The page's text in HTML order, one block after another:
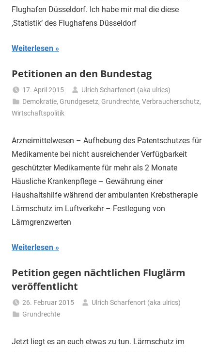
Flughafen Düsseldorf. Ich habe mir mal die diese
‚Statistik‘ des Flughafens Düsseldorf
Weiterlesen
Petitionen an den Bundestag
17. April 2015
Ulrich Scharfenort (aka ulrics)
Demokratie, Grundgesetz, Grundrechte,Verbraucherschutz,
Wirtschaftspolitik
Arzneimittelwesen – Aufhebung des Patentschutzes für
Medikamente bei nicht ausreichender Verfügbarkeit
geschützter Medikamente für mehr als 2 Monate
Häusliche Krankenpflege – Gewährung einer
Haushaltshilfe während der ambulanten Krebstherapie
Lärmschutz im Luftverkehr – Festlegung von
Lärmgrenzwerten
Weiterlesen
Petition gegen nächtlichen Fluglärm
veröffentlicht
26. Februar 2015
Ulrich Scharfenort (aka ulrics)
Grundrechte
Jetzt liegt es an euch etwas zu tun. Lärmschutz im